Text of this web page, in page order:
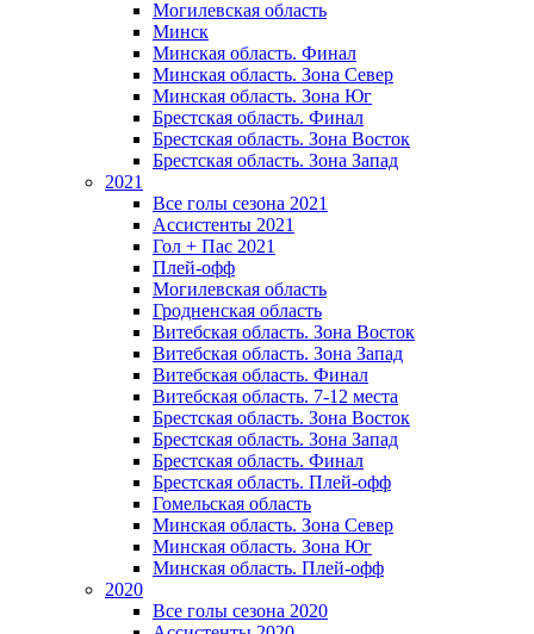
Могилевская область
Минск
Mинская область. Финал
Минская область. Зона Север
Минская область. Зона Юг
Брестская область. Финал
Брестская область. Зона Восток
Брестская область. Зона Запад
2021
Все голы сезона 2021
Ассистенты 2021
Гол + Пас 2021
Плей-офф
Могилевская область
Гродненская область
Витебская область. Зона Восток
Витебская область. Зона Запад
Витебская область. Финал
Витебская область. 7-12 места
Брестская область. Зона Восток
Брестская область. Зона Запад
Брестская область. Финал
Брестская область. Плей-офф
Гомельская область
Минская область. Зона Север
Минская область. Зона Юг
Минская область. Плей-офф
2020
Все голы сезона 2020